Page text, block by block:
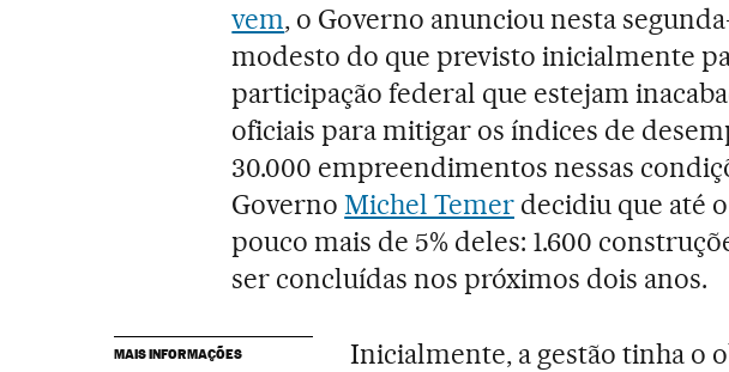
vem, o Governo anunciou nesta
modesto do que previsto inicialmente
participação federal que estejam
oficiais para mitigar os índices de
30.000 empreendimentos nessas
GovernoMichel Temerdecidiu que até
pouco mais de 5% deles: 1.600
ser concluídas nos próximos dois anos.
MAIS INFORMAÇÕES
Inicialmente, a gestão tinha o